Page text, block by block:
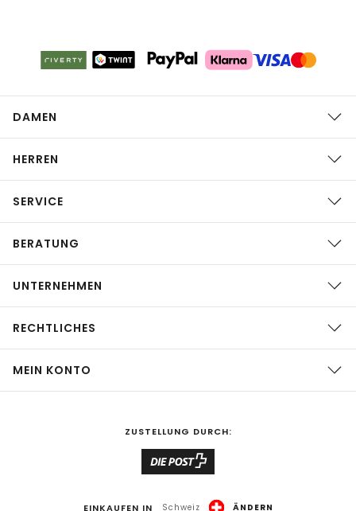
DAMEN
HERREN
SERVICE
BERATUNG
UNTERNEHMEN
RECHTLICHES
MEIN KONTO
ZUSTELLUNG DURCH:
EINKAUFEN IN Schweiz ÄNDERN